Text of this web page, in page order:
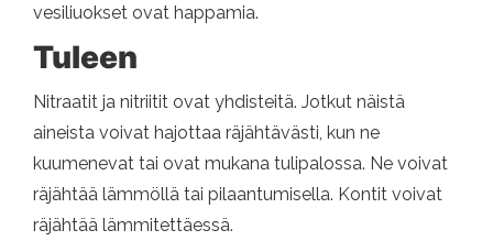
vesiliuokset ovat happamia.
Tuleen
Nitraatit ja nitriitit ovat yhdisteitä. Jotkut näistä
aineista voivat hajottaa räjähtävästi, kun ne
kuumenevat tai ovat mukana tulipalossa. Ne voivat
räjähtää lämmöllä tai pilaantumisella. Kontit voivat
räjähtää lämmitettäessä.